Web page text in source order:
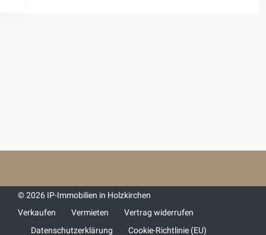
© 2026 IP-Immobilien in Holzkirchen
Verkaufen
Vermieten
Vertrag widerrufen
Datenschutzerklärung
Cookie-Richtlinie (EU)